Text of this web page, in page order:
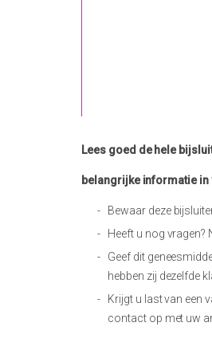
Lees goed de hele
belangrijke informatie in
Bewaar deze
Heeft u nog vragen?
Geef dit
hebben zij dezelfde
Krijgt u last van een
contact op met uw